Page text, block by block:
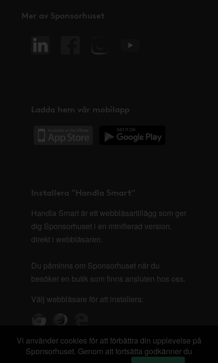
Mer av Sponsorhuset
Ladda hem vår mobilapp
Installera "Handla Smart"
Handla Smart är ett webbläsartillägg som ger
dig Sponsorhuset i en minifierad version,
direkt i webbläsaren.
Du påminns om Sponsorhuset när du
besöker en butik som finns ansluten hos oss.
Välj webbläsare för att installera:
Vi använder cookies för att förbättra din upplevelse på
Sponsorhuset. Genom att fortsätta godkänner du